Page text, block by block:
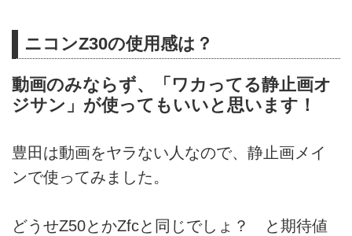
ニコンZ30の使用感は？
動画のみならず、「ワカってる静止画オ
ジサン」が使ってもいいと思います！
豊田は動画をヤラない人なので、静止画メイ
ンで使ってみました。
どうせZ50とかZfcと同じでしょ？ と期待値